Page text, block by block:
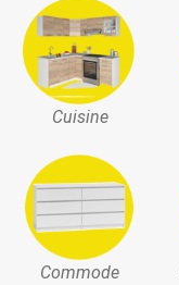
Cuisine
Commode